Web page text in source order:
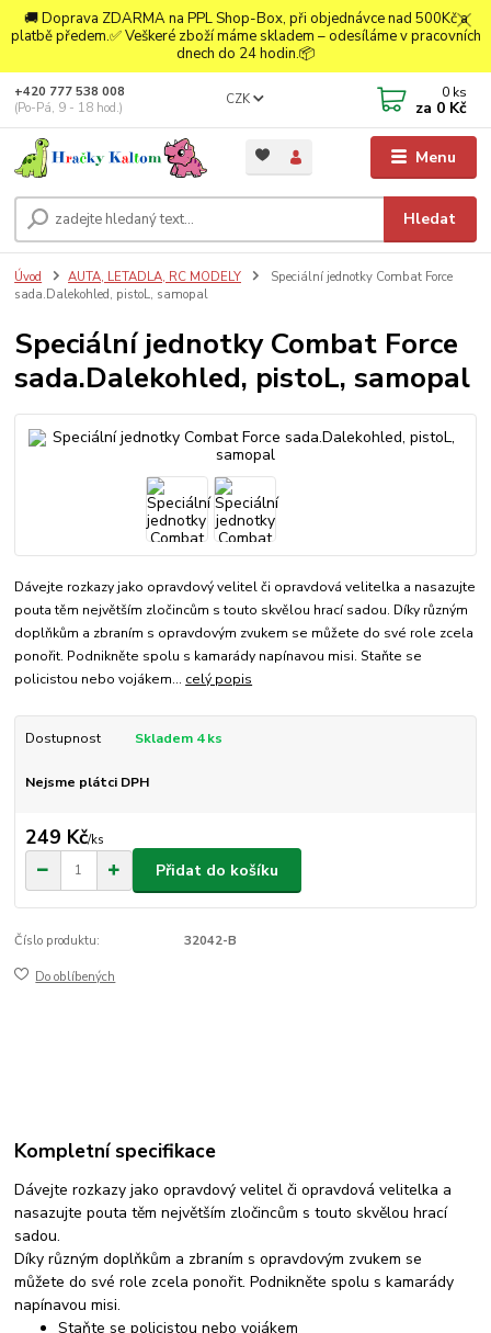
🚚 Doprava ZDARMA na PPL Shop-Box, při objednávce nad 500Kč a
platbě předem.✅ Veškeré zboží máme skladem – odesíláme v pracovních
dnech do 24 hodin.📦
Menu
CZK
Hledat
+420 777 538 008
(Po-Pá, 9 - 18 hod.)
0 ks
za 0 Kč
Úvod AUTA, LETADLA, RC MODELY
Speciální jednotky Combat Force
sada.Dalekohled, pistoL, samopal
Speciální jednotky Combat Force
sada.Dalekohled, pistoL, samopal
Dávejte rozkazy jako opravdový velitel či opravdová velitelka a nasazujte
pouta těm největším zločincům s touto skvělou hrací sadou. Díky různým
doplňkům a zbraním s opravdovým zvukem se můžete do své role zcela
ponořit. Podnikněte spolu s kamarády napínavou misi. Staňte se
policistou nebo vojákem... celý popis
Dostupnost Skladem 4 ks
Nejsme plátci DPH
249 Kč/ks
Přidat do košíku
Číslo produktu: 32042-B
Do oblíbených
Kompletní specifikace
Dávejte rozkazy jako opravdový velitel či opravdová velitelka a
nasazujte pouta těm největším zločincům s touto skvělou hrací
sadou.
Díky různým doplňkům a zbraním s opravdovým zvukem se
můžete do své role zcela ponořit. Podnikněte spolu s kamarády
napínavou misi.
Staňte se policistou nebo vojákem